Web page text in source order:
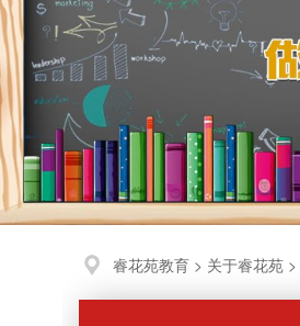
睿花苑教育 > 关于睿花苑 >